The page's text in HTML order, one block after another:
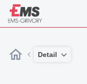
Detail